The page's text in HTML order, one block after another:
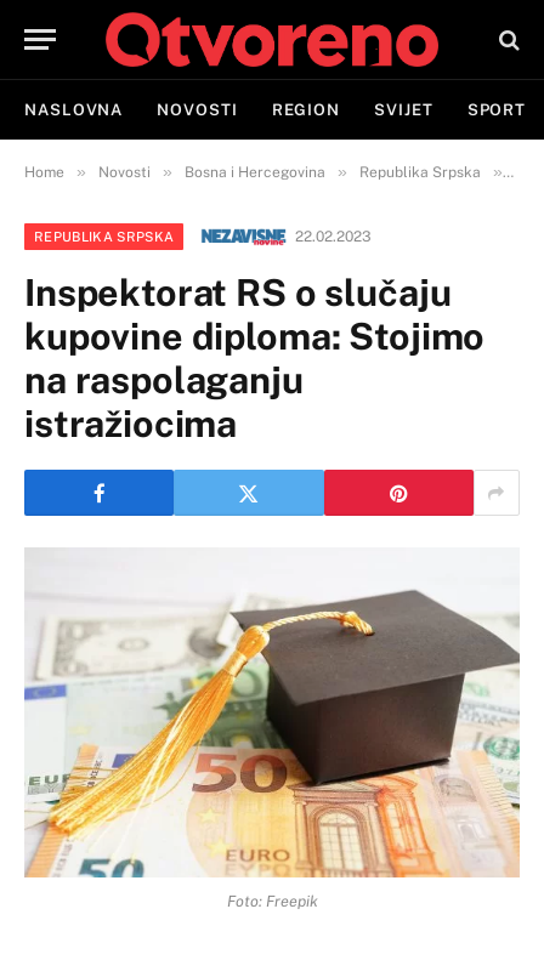
NASLOVNA NOVOSTI REGION SVIJET SPORT
Home » Novosti » Bosna i Hercegovina » Republika Srpska »
REPUBLIKA SRPSKA 22.02.2023
Inspektorat RS o slučaju
kupovine diploma: Stojimo
na raspolaganju
istražiocima
Foto: Freepik